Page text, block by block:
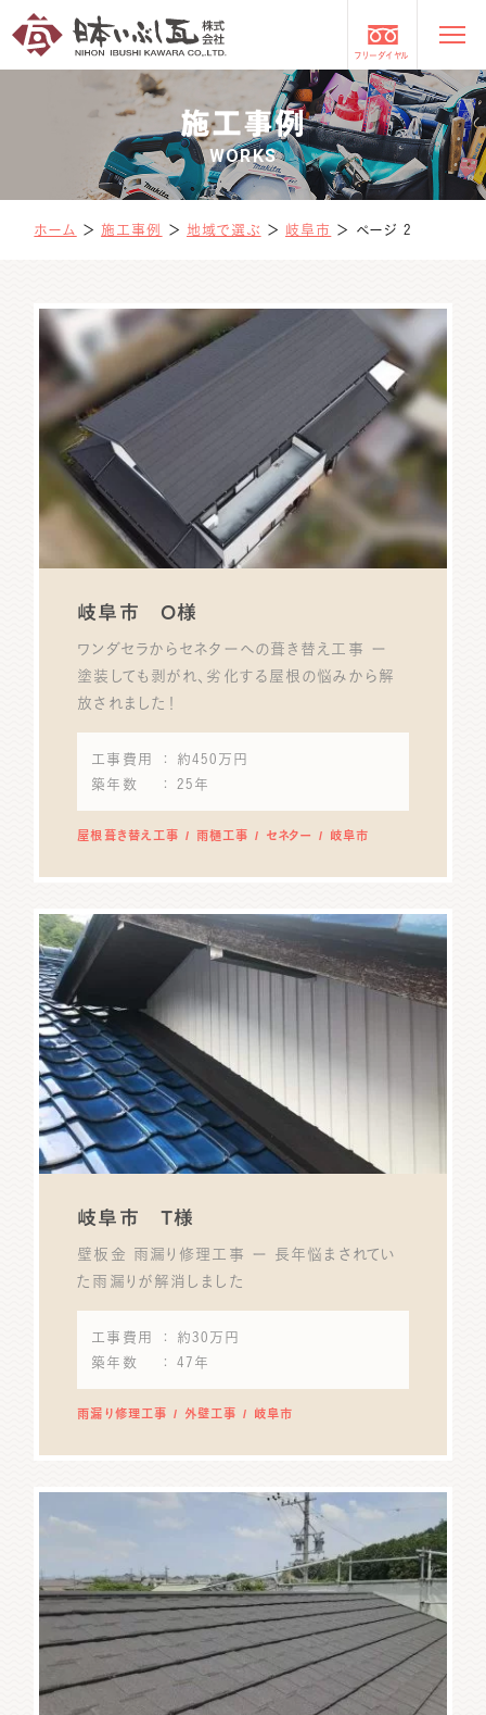
フリーダイヤル
施工事例
WORKS
ホーム ＞ 施工事例 ＞ 地域で選ぶ ＞ 岐阜市 ＞ ページ 2
岐阜市 O様
ワンダセラからセネターへの葺き替え工事 ー
塗装しても剥がれ、劣化する屋根の悩みから解
放されました！
工事費用
： 約450万円
築年数
： 25年
屋根葺き替え工事 雨樋工事 セネター 岐阜市
岐阜市 T様
壁板金 雨漏り修理工事 ー 長年悩まされてい
た雨漏りが解消しました
工事費用
： 約30万円
築年数
： 47年
雨漏り修理工事 外壁工事 岐阜市